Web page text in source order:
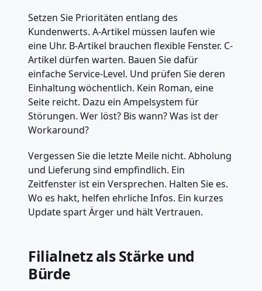
Setzen Sie Prioritäten entlang des
Kundenwerts. A-Artikel müssen laufen wie
eine Uhr. B-Artikel brauchen flexible Fenster. C-
Artikel dürfen warten. Bauen Sie dafür
einfache Service-Level. Und prüfen Sie deren
Einhaltung wöchentlich. Kein Roman, eine
Seite reicht. Dazu ein Ampelsystem für
Störungen. Wer löst? Bis wann? Was ist der
Workaround?
Vergessen Sie die letzte Meile nicht. Abholung
und Lieferung sind empfindlich. Ein
Zeitfenster ist ein Versprechen. Halten Sie es.
Wo es hakt, helfen ehrliche Infos. Ein kurzes
Update spart Ärger und hält Vertrauen.
Filialnetz als Stärke und
Bürde